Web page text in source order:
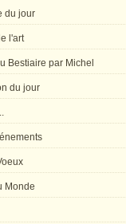
du jour
l'art
Bestiaire par Michel
du jour
Monde